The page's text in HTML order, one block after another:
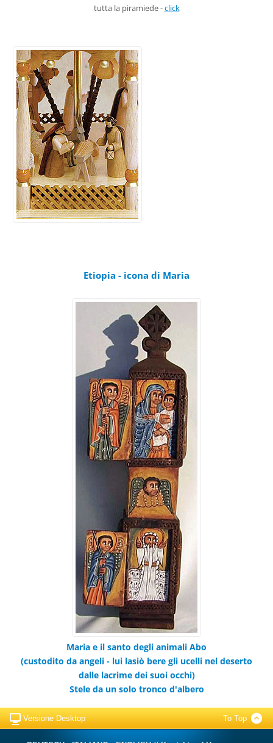
tutta la piramiede -click
Etiopia - icona di Maria
Maria e il santo degli animali Abo
(custodito da angeli - lui lasiò bere gli ucelli nel deserto
dalle lacrime dei suoi occhi)
Stele da un solo tronco d'albero
Versione Desktop To Top